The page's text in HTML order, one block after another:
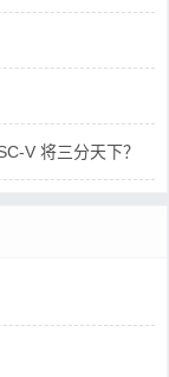
V 将三分天下？